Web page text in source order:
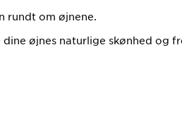
rundt om øjnene.
øjnes naturlige skønhed og